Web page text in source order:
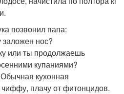
позвонил папа:
нос?
или ты продолжаешь
купаниями?
кухонная
чиффу, плачу от фитонцидов.